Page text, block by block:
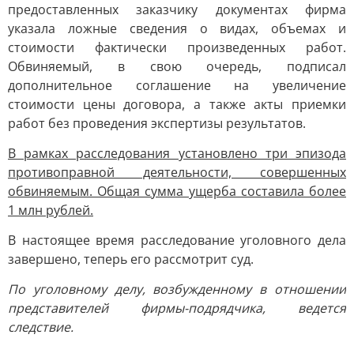
предоставленных заказчику документах фирма
указала ложные сведения о видах, объемах и
стоимости фактически произведенных работ.
Обвиняемый, в свою очередь, подписал
дополнительное соглашение на увеличение
стоимости цены договора, а также акты приемки
работ без проведения экспертизы результатов.
В рамках расследования установлено три эпизода
противоправной деятельности, совершенных
обвиняемым. Общая сумма ущерба составила более
1 млн рублей.
В настоящее время расследование уголовного дела
завершено, теперь его рассмотрит суд.
По уголовному делу, возбужденному в отношении
представителей фирмы-подрядчика, ведется
следствие.